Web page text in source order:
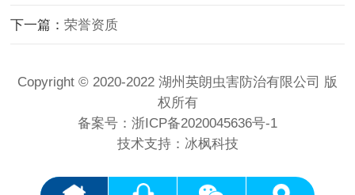
下一篇：荣誉资质
Copyright © 2020-2022 湖州英朗虫害防治有限公司 版
权所有
备案号： 浙ICP备2020045636号-1
技术支持：冰枫科技